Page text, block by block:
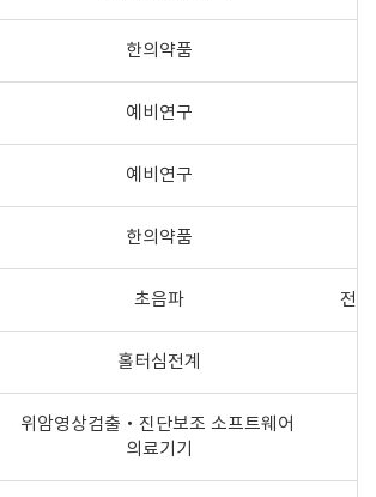
한의약품
예비연구
예비연구
한의약품
초음파 전
홀터심전계
위암영상검출‧진단보조 소프트웨어
의료기기